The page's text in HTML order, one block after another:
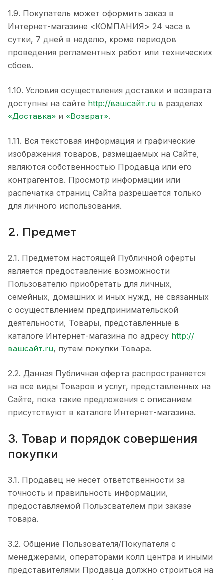
1.9. Покупатель может оформить заказ в
Интернет-магазине <КОМПАНИЯ> 24 часа в
сутки, 7 дней в неделю, кроме периодов
проведения регламентных работ или технических
сбоев.
1.10. Условия осуществления доставки и возврата
доступны на сайте http://вашсайт.ru в разделах
«Доставка» и «Возврат».
1.11. Вся текстовая информация и графические
изображения товаров, размещаемых на Сайте,
являются собственностью Продавца или его
контрагентов. Просмотр информации или
распечатка страниц Сайта разрешается только
для личного использования.
2. Предмет
2.1. Предметом настоящей Публичной оферты
является предоставление возможности
Пользователю приобретать для личных,
семейных, домашних и иных нужд, не связанных
с осуществлением предпринимательской
деятельности, Товары, представленные в
каталоге Интернет-магазина по адресу http://
вашсайт.ru, путем покупки Товара.
2.2. Данная Публичная оферта распространяется
на все виды Товаров и услуг, представленных на
Сайте, пока такие предложения с описанием
присутствуют в каталоге Интернет-магазина.
3. Товар и порядок совершения
покупки
3.1. Продавец не несет ответственности за
точность и правильность информации,
предоставляемой Пользователем при заказе
товара.
3.2. Общение Пользователя/Покупателя с
менеджерами, операторами колл центра и иными
представителями Продавца должно строиться на